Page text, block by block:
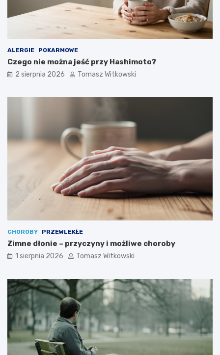
ALERGIE POKARMOWE
Czego nie można jeść przy Hashimoto?
2 sierpnia 2026 Tomasz Witkowski
CHOROBY PRZEWLEKŁE
Zimne dłonie – przyczyny i możliwe choroby
1 sierpnia 2026 Tomasz Witkowski